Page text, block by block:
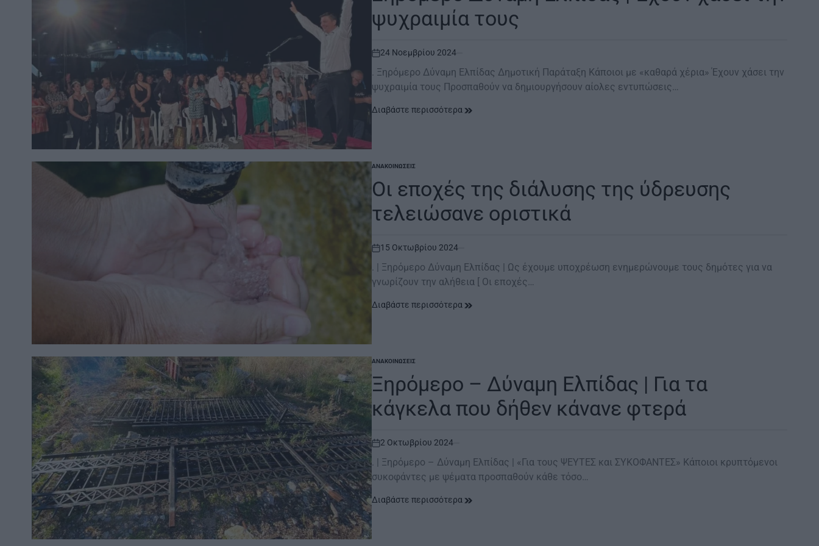
ψυχραιμία τους
on
24 Νοεμβρίου 2024
. Ξηρόμερο Δύναμη Ελπίδας Δημοτική Παράταξη Κάποιοι με «καθαρά χέρια» Έχουν χάσει την
ψυχραιμία τους Προσπαθούν να δημιουργήσουν αίολες εντυπώσεις…
Διαβάστε περισσότερα
POSTED
ΑΝΑΚΟΙΝΏΣΕΙΣ
Οι εποχές της διάλυσης της ύδρευσης
τελειώσανε οριστικά
on
15 Οκτωβρίου 2024
. | Ξηρόμερο Δύναμη Ελπίδας | Ως έχουμε υποχρέωση ενημερώνουμε τους δημότες για να
γνωρίζουν την αλήθεια [ Οι εποχές…
Διαβάστε περισσότερα
POSTED
IN
ΑΝΑΚΟΙΝΏΣΕΙΣ
Ξηρόμερο – Δύναμη Ελπίδας | Για τα
κάγκελα που δήθεν κάνανε φτερά
on
2 Οκτωβρίου 2024
. | Ξηρόμερο – Δύναμη Ελπίδας | «Για τους ΨΕΥΤΕΣ και ΣΥΚΟΦΑΝΤΕΣ» Κάποιοι κρυπτόμενοι
συκοφάντες με ψέματα προσπαθούν κάθε τόσο…
Διαβάστε περισσότερα